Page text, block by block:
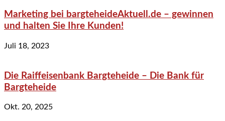
Marketing bei bargteheideAktuell.de – gewinnen
und halten Sie Ihre Kunden!
Juli 18, 2023
Die Raiffeisenbank Bargteheide – Die Bank für
Bargteheide
Okt. 20, 2025